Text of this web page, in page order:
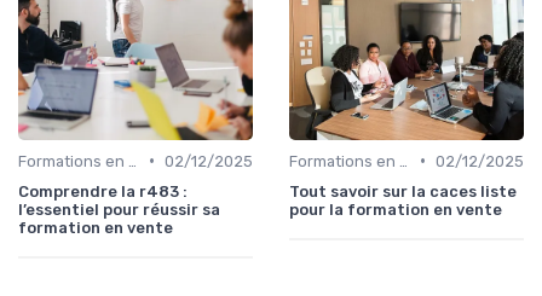
• 02/12/2025
Comprendre la r483 :
l’essentiel pour réussir sa
formation en vente
• 02/12/2025
Tout savoir sur la caces liste
pour la formation en vente